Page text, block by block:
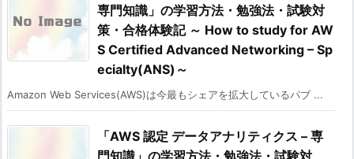
専門知識」の学習方法・勉強法・試験対
策・合格体験記 ～ How to study for AW
S Certified Advanced Networking – Sp
ecialty(ANS)～
Amazon Web Services(AWS)は今最もシェアを拡大しているパブ ...
「AWS 認定 データアナリティクス – 専